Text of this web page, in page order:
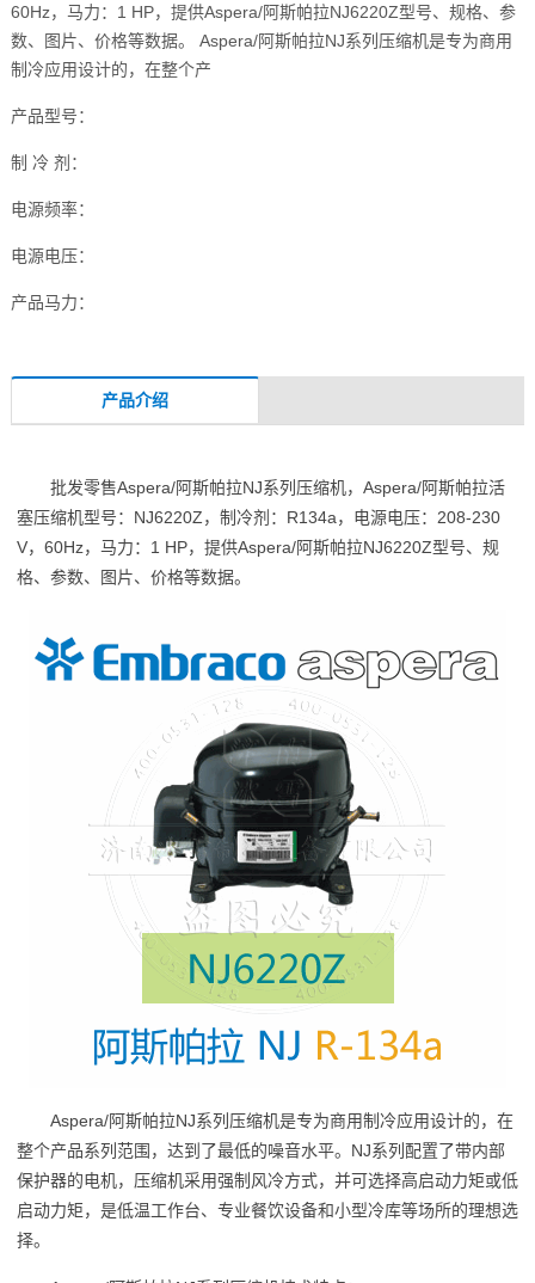
60Hz，马力：1 HP，提供Aspera/阿斯帕拉NJ6220Z型号、规格、参
数、图片、价格等数据。 Aspera/阿斯帕拉NJ系列压缩机是专为商用
制冷应用设计的，在整个产
产品型号：
制 冷 剂：
电源频率：
电源电压：
产品马力：
产品介绍
批发零售Aspera/阿斯帕拉NJ系列压缩机，Aspera/阿斯帕拉活
塞压缩机型号：NJ6220Z，制冷剂：R134a，电源电压：208-230
V，60Hz，马力：1 HP，提供Aspera/阿斯帕拉NJ6220Z型号、规
格、参数、图片、价格等数据。
Aspera/阿斯帕拉NJ系列压缩机是专为商用制冷应用设计的，在
整个产品系列范围，达到了最低的噪音水平。NJ系列配置了带内部
保护器的电机，压缩机采用强制风冷方式，并可选择高启动力矩或低
启动力矩，是低温工作台、专业餐饮设备和小型冷库等场所的理想选
择。